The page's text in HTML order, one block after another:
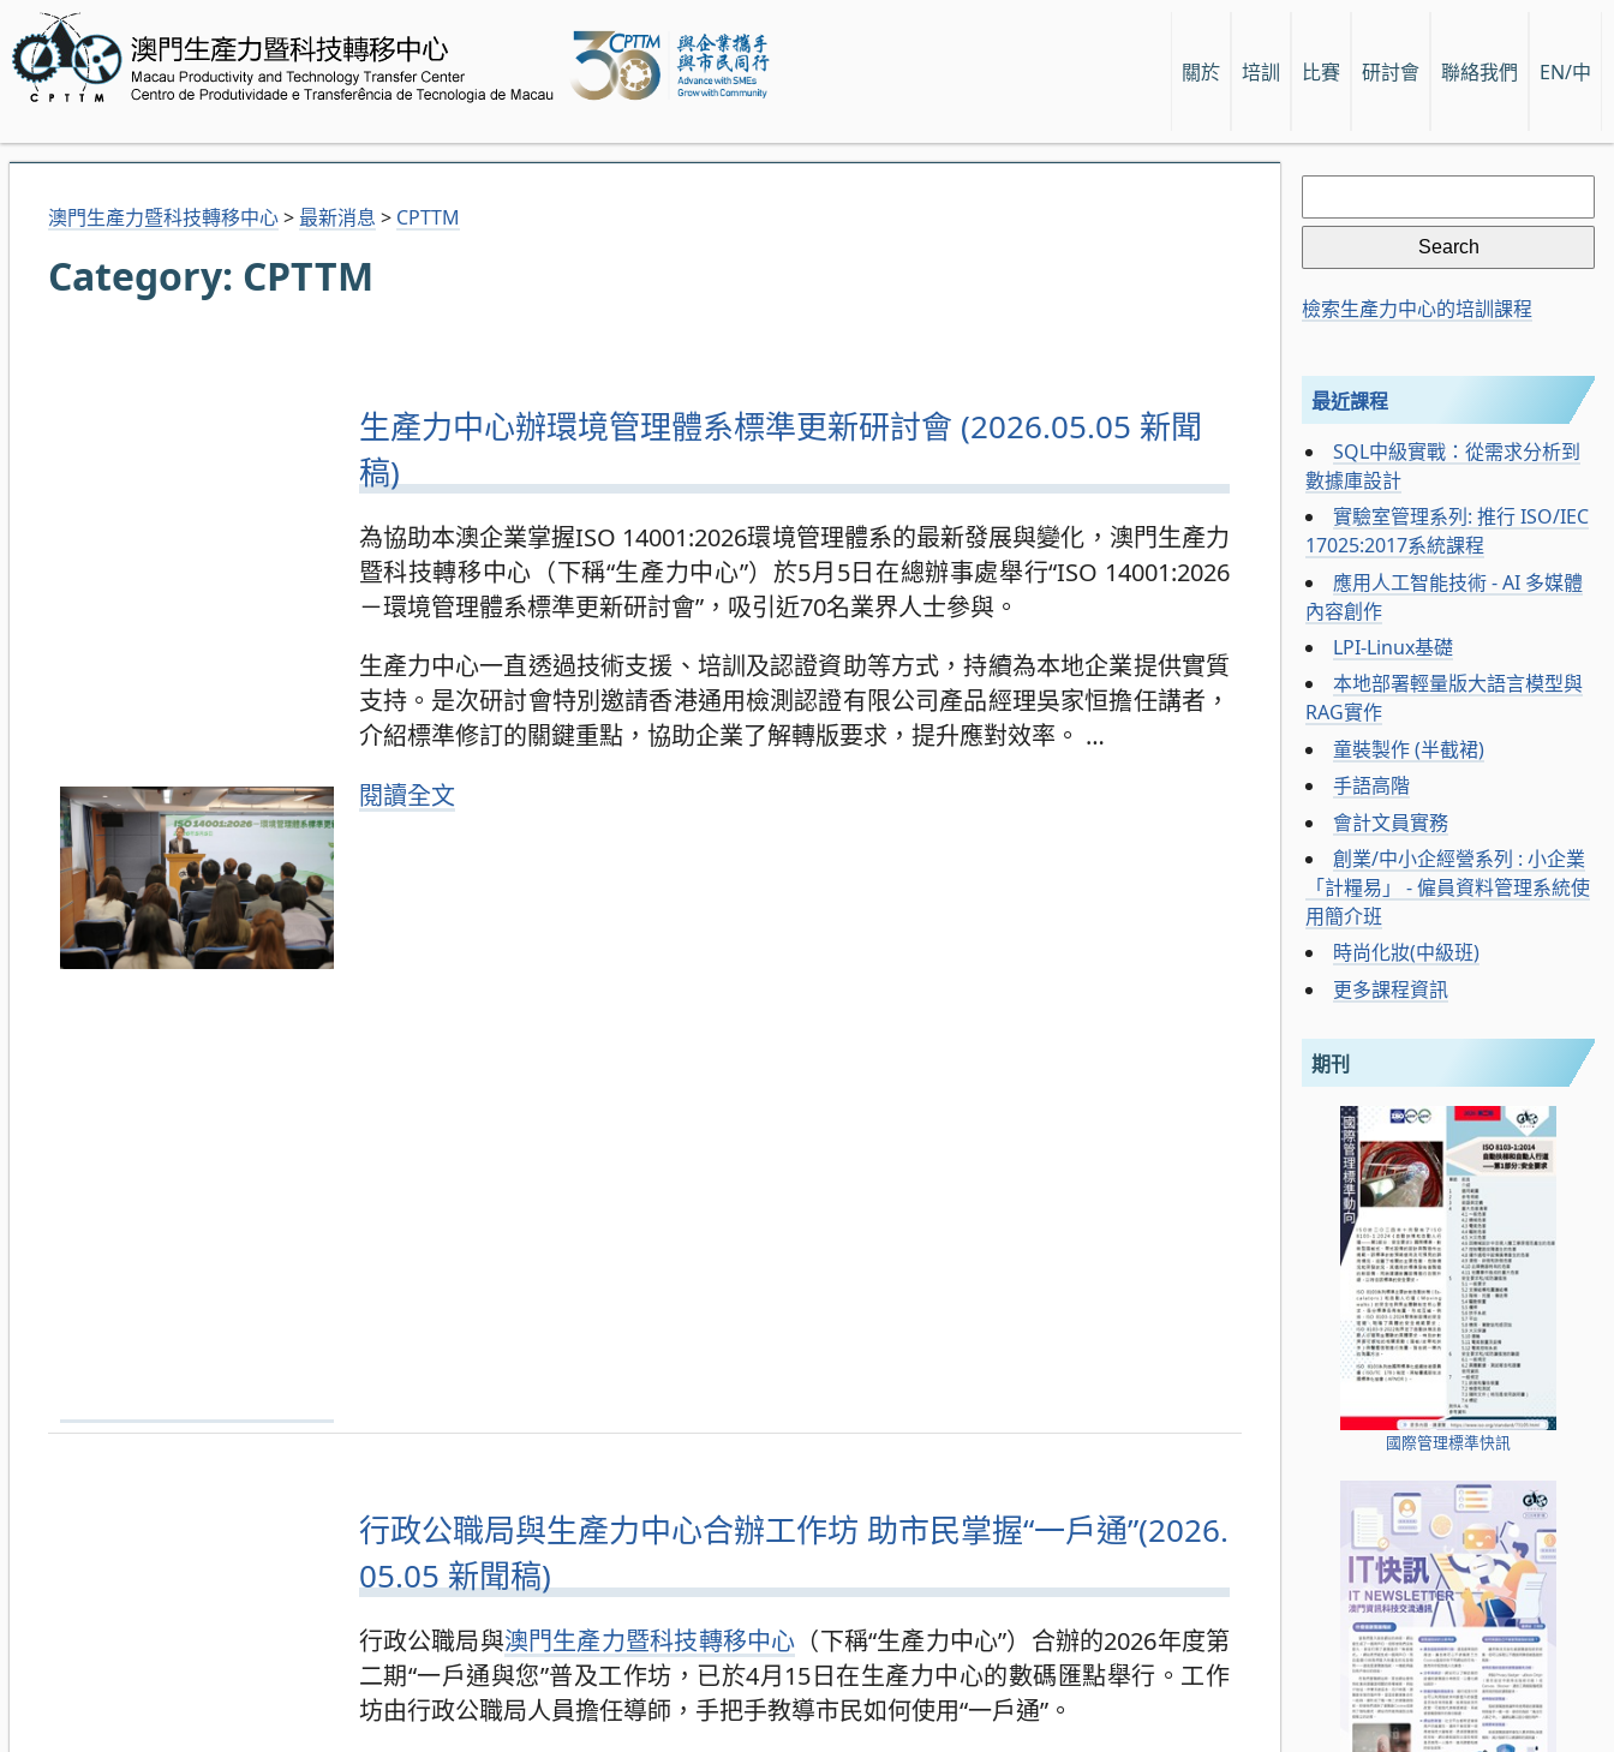
關於 培訓 比賽 研討會 聯絡我們 EN/中
澳門生產力暨科技轉移中心> 最新消息 > CPTTM
Category: CPTTM
生產力中心辦環境管理體系標準更新研討會 (2026.05.05 新聞
稿)
為協助本澳企業掌握ISO 14001:2026環境管理體系的最新發展與變化，澳門生產力
暨科技轉移中心（下稱“生產力中心”）於5月5日在總辦事處舉行“ISO 14001:2026
－環境管理體系標準更新研討會”，吸引近70名業界人士參與。
生產力中心一直透過技術支援、培訓及認證資助等方式，持續為本地企業提供實質
支持。是次研討會特別邀請香港通用檢測認證有限公司產品經理吳家恒擔任講者，
介紹標準修訂的關鍵重點，協助企業了解轉版要求，提升應對效率。 …
閱讀全文
行政公職局與生產力中心合辦工作坊 助市民掌握“一戶通”(2026.
05.05 新聞稿)
行政公職局與澳門生產力暨科技轉移中心 （下稱“生產力中心”）合辦的2026年度第
二期“一戶通與您”普及工作坊，已於4月15日在生產力中心的數碼匯點舉行。工作
坊由行政公職局人員擔任導師，手把手教導市民如何使用“一戶通”。
Search
for:
檢索生產力中心的培訓課程
最近課程
SQL中級實戰：從需求分析到
數據庫設計
實驗室管理系列: 推行 ISO/IEC
17025:2017系統課程
應用人工智能技術 - AI 多媒體
內容創作
LPI-Linux基礎
本地部署輕量版大語言模型與
RAG實作
童裝製作 (半截裙)
手語高階
會計文員實務
創業/中小企經營系列 : 小企業
「計糧易」 - 僱員資料管理系統使
用簡介班
時尚化妝(中級班)
更多課程資訊
期刊
國際管理標準快訊